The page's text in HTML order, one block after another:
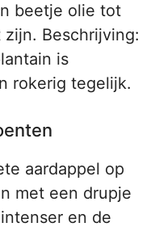
beetje olie tot
Beschrijving:
is
rokerig tegelijk.
aardappel op
met een drupje
en de